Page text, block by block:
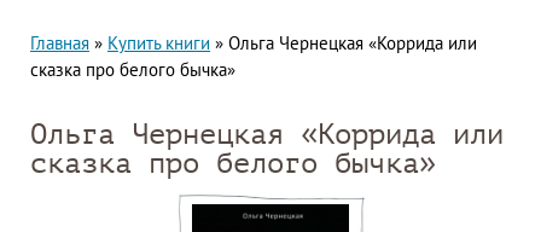
Главная » Купить книги » Ольга Чернецкая «Коррида или
сказка про белого бычка»
Ольга Чернецкая «Коррида или
сказка про белого бычка»